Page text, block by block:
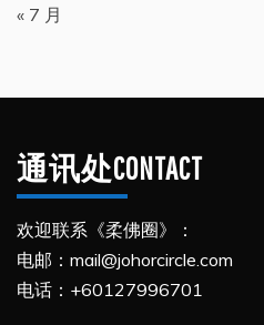
« 7 月
通讯处CONTACT
欢迎联系《柔佛圈》：
电邮：mail@johorcircle.com
电话：+60127996701